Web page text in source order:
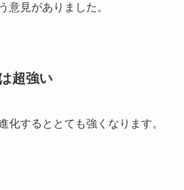
意見がありました。
超強い
化するととても強くなります。